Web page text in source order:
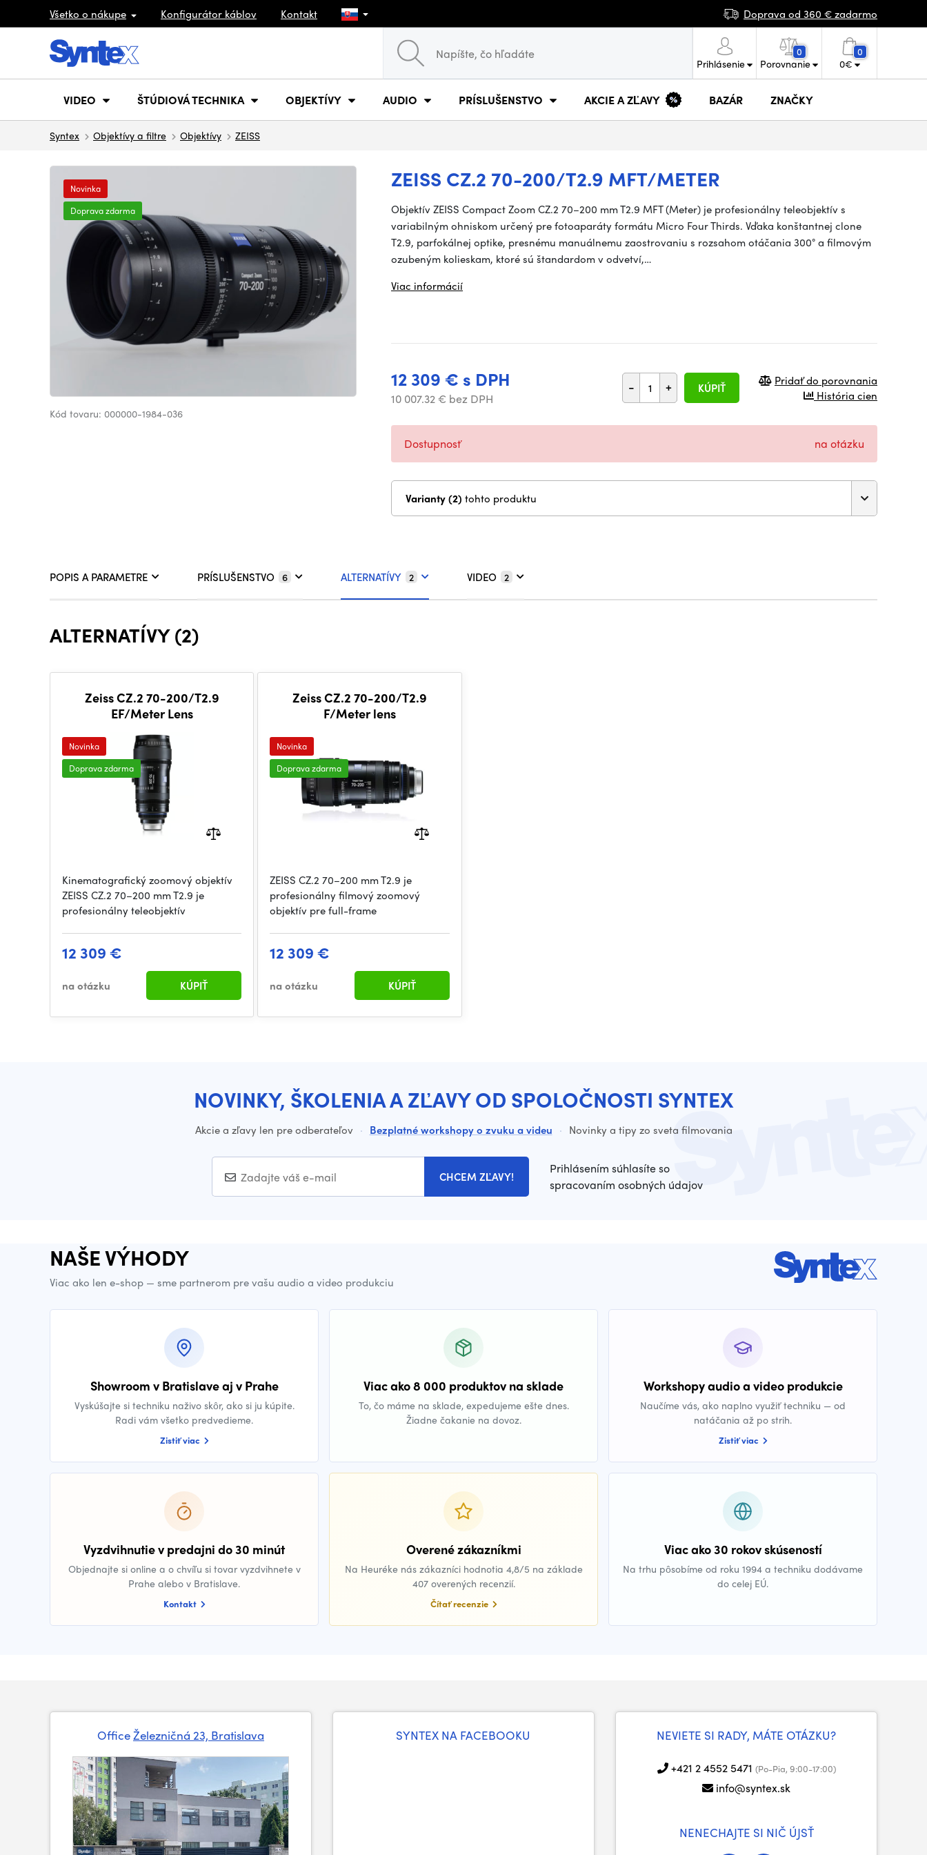
Všetko o nákupe Konfigurátor káblov Kontakt Doprava od 360 € zadarmo
Prihlásenie
0
Porovnanie
0
0€
VIDEO ŠTÚDIOVÁ TECHNIKA OBJEKTÍVY AUDIO PRÍSLUŠENSTVO AKCIE A ZĽAVY BAZÁR ZNAČKY
Syntex Objektívy a filtre Objektívy ZEISS
ZEISS CZ.2 70-200/T2.9 MFT/METER
Novinka
Doprava zdarma
Kód tovaru: 000000-1984-036
Objektív ZEISS Compact Zoom CZ.2 70–200 mm T2.9 MFT (Meter) je profesionálny teleobjektív s
variabilným ohniskom určený pre fotoaparáty formátu Micro Four Thirds. Vďaka konštantnej clone
T2.9, parfokálnej optike, presnému manuálnemu zaostrovaniu s rozsahom otáčania 300° a filmovým
ozubeným kolieskam, ktoré sú štandardom v odvetví,…
Viac informácií
12 309 € s DPH
10 007.32 € bez DPH
- + KÚPIŤ
Pridať do porovnania
História cien
Dostupnosť na otázku
Varianty (2) tohto produktu
POPIS A PARAMETRE PRÍSLUŠENSTVO 6 ALTERNATÍVY 2 VIDEO 2
ALTERNATÍVY (2)
Zeiss CZ.2 70-200/T2.9
EF/Meter Lens
Novinka
Doprava zdarma
Kinematografický zoomový objektív
ZEISS CZ.2 70–200 mm T2.9 je
profesionálny teleobjektív
12 309 €
na otázku KÚPIŤ
Zeiss CZ.2 70-200/T2.9
F/Meter lens
Novinka
Doprava zdarma
ZEISS CZ.2 70–200 mm T2.9 je
profesionálny filmový zoomový
objektív pre full-frame
12 309 €
na otázku KÚPIŤ
NOVINKY, ŠKOLENIA A ZĽAVY OD SPOLOČNOSTI SYNTEX
Akcie a zľavy len pre odberateľov · Bezplatné workshopy o zvuku a videu · Novinky a tipy zo sveta filmovania
CHCEM ZĽAVY!
Prihlásením súhlasíte so
spracovaním osobných údajov
NAŠE VÝHODY
Viac ako len e-shop — sme partnerom pre vašu audio a video produkciu
Showroom v Bratislave aj v Prahe
Vyskúšajte si techniku naživo skôr, ako si ju kúpite.
Radi vám všetko predvedieme.
Zistiť viac
Viac ako 8 000 produktov na sklade
To, čo máme na sklade, expedujeme ešte dnes.
Žiadne čakanie na dovoz.
Workshopy audio a video produkcie
Naučíme vás, ako naplno využiť techniku — od
natáčania až po strih.
Zistiť viac
Vyzdvihnutie v predajni do 30 minút
Objednajte si online a o chvíľu si tovar vyzdvihnete v
Prahe alebo v Bratislave.
Kontakt
Overené zákazníkmi
Na Heuréke nás zákazníci hodnotia 4,8/5 na základe
407 overených recenzií.
Čítať recenzie
Viac ako 30 rokov skúseností
Na trhu pôsobíme od roku 1994 a techniku dodávame
do celej EÚ.
OfficeŽelezničná 23, Bratislava SYNTEX NA FACEBOOKU NEVIETE SI RADY, MÁTE OTÁZKU?
+421 2 4552 5471 (Po-Pia, 9:00-17:00)
info@syntex.sk
NENECHAJTE SI NIČ ÚJSŤ